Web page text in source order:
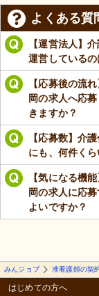
よくある質
【運営法人】
運営している
【応募後の流
岡の求人へ応
きますか？
【応募数】介
にも、何件く
【気になる機
岡の求人に応
よいですか？
みんジョブ 准看護師の契
はじめての方へ